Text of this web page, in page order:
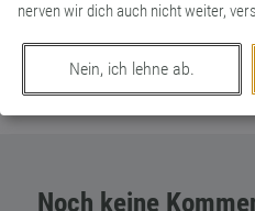
nerven wir dich auch nicht weiter,
Nein, ich lehne ab.
erschaffen von
Noch keine